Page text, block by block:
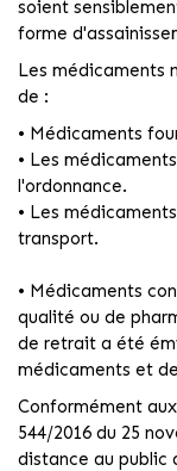
soient
forme
Les médicaments
de :
• Médicaments
• Les
l'ordonnance.
• Les
transport.
• Médicaments
qualité ou de
de retrait a été
médicaments et
Conformément
544/2016 du 25
distance au public